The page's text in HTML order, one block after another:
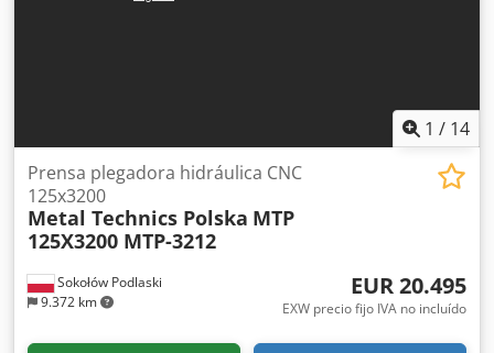
1 / 14
Sokołów Podlaski
9.372 km
Prensa plegadora hidráulica CNC
125x3200
Metal Technics Polska MTP
125X3200 MTP-3212
EUR 20.495
EXW precio fijo IVA no incluído